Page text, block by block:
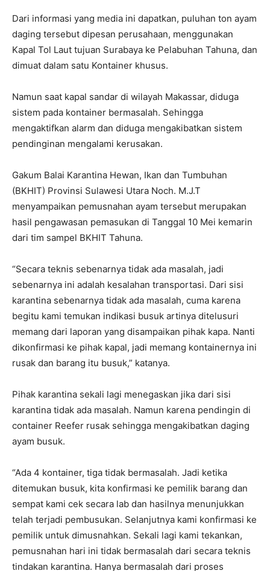
Dari informasi yang media ini dapatkan, puluhan ton ayam
daging tersebut dipesan perusahaan, menggunakan
Kapal Tol Laut tujuan Surabaya ke Pelabuhan Tahuna, dan
dimuat dalam satu Kontainer khusus.
Namun saat kapal sandar di wilayah Makassar, diduga
sistem pada kontainer bermasalah. Sehingga
mengaktifkan alarm dan diduga mengakibatkan sistem
pendinginan mengalami kerusakan.
Gakum Balai Karantina Hewan, Ikan dan Tumbuhan
(BKHIT) Provinsi Sulawesi Utara Noch. M.J.T
menyampaikan pemusnahan ayam tersebut merupakan
hasil pengawasan pemasukan di Tanggal 10 Mei kemarin
dari tim sampel BKHIT Tahuna.
“Secara teknis sebenarnya tidak ada masalah, jadi
sebenarnya ini adalah kesalahan transportasi. Dari sisi
karantina sebenarnya tidak ada masalah, cuma karena
begitu kami temukan indikasi busuk artinya ditelusuri
memang dari laporan yang disampaikan pihak kapa. Nanti
dikonfirmasi ke pihak kapal, jadi memang kontainernya ini
rusak dan barang itu busuk,” katanya.
Pihak karantina sekali lagi menegaskan jika dari sisi
karantina tidak ada masalah. Namun karena pendingin di
container Reefer rusak sehingga mengakibatkan daging
ayam busuk.
“Ada 4 kontainer, tiga tidak bermasalah. Jadi ketika
ditemukan busuk, kita konfirmasi ke pemilik barang dan
sempat kami cek secara lab dan hasilnya menunjukkan
telah terjadi pembusukan. Selanjutnya kami konfirmasi ke
pemilik untuk dimusnahkan. Sekali lagi kami tekankan,
pemusnahan hari ini tidak bermasalah dari secara teknis
tindakan karantina. Hanya bermasalah dari proses